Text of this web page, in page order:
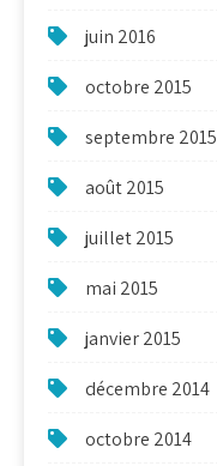
juin 2016
octobre 2015
septembre 2015
août 2015
juillet 2015
mai 2015
janvier 2015
décembre 2014
octobre 2014